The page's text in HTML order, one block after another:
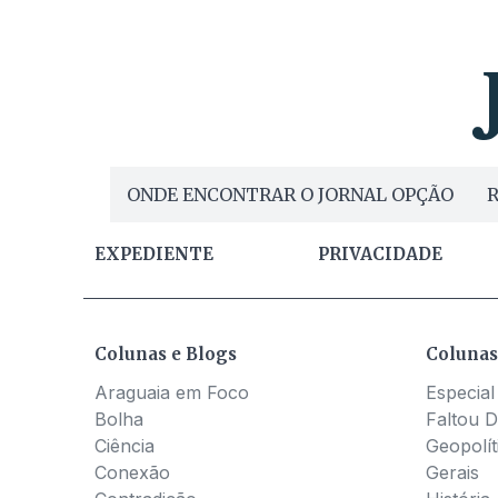
ONDE ENCONTRAR O JORNAL OPÇÃO
EXPEDIENTE PRIVACIDADE
Colunas e Blogs
Araguaia em Foco
Bolha
Ciência
Conexão
Faltou
Gerais